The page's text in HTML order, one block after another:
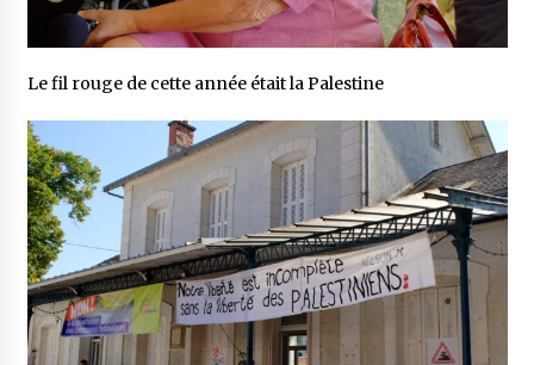
Le fil rouge de cette année était la Palestine